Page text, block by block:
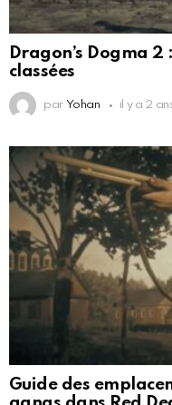
Dragon’s Dogma
classées
par Yohan il y a 2
Guide des